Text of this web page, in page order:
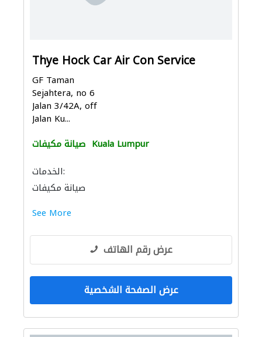
Thye Hock Car Air Con Service
GF Taman
Sejahtera, no 6
Jalan 3/42A, off
Jalan Ku...
صيانة مكيفات Kuala Lumpur
الخدمات:
صيانة مكيفات
See More
عرض رقم الهاتف
عرض الصفحة الشخصية